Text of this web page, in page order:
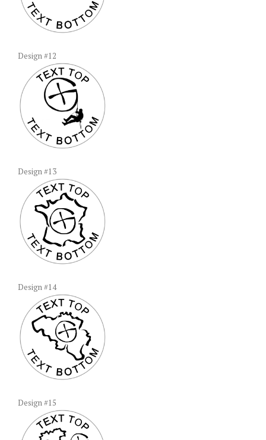
Design #12
Design #13
Design #14
Design #15